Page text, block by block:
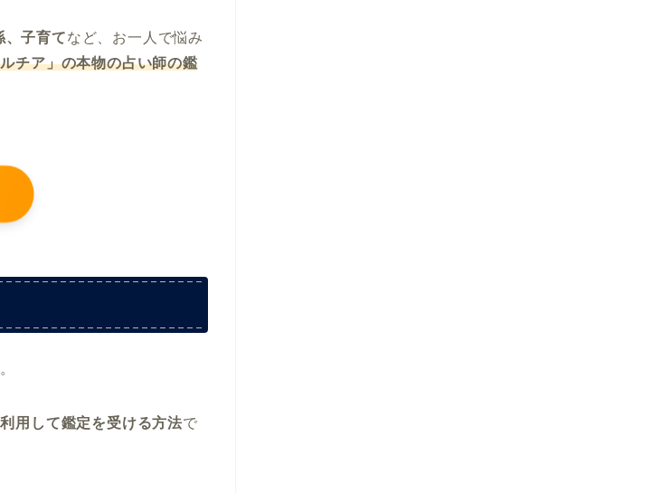
、子育てなど、お一人で悩み
チア」の本物の占い師の鑑
用して鑑定を受ける方法で